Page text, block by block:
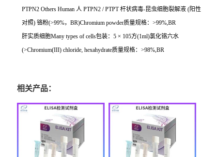
PTPN2 Others Human 人 PTPN2 / PTPT杆状病毒-昆虫细胞裂解液 (阳性
对照) 铬粉(>99%， BR)Chromium powder质量规格： >99%,BR
肝实质细胞Many types of cells包装： 5 × 105方(1ml)氯化铬六水
(>Chromium(III) chloride, hexahydrate质量规格： >98%,BR
相关产品：